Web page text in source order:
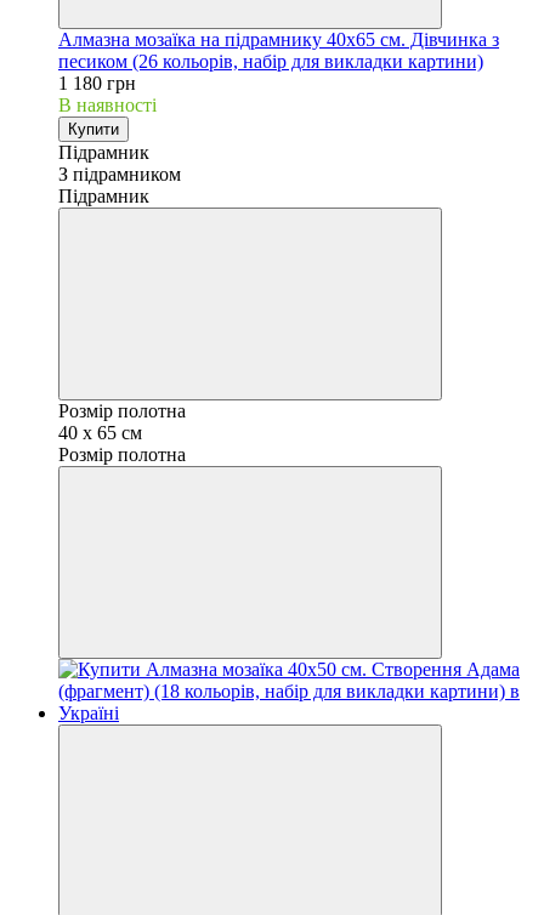
Алмазна мозаїка на підрамнику 40х65 см. Дівчинка з
песиком (26 кольорів, набір для викладки картини)
1 180 грн
В наявності
Купити
Підрамник
З підрамником
Підрамник
Розмір полотна
40 х 65 см
Розмір полотна